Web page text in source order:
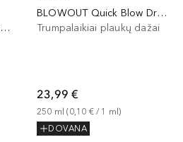
Teknia Frizz Control Conditioner Leave-In
BLOWOUT Quick Blow Dry Spray
Trumpalaikiai plaukų dažai
23,99 €
250 ml (0,10 € / 1 ml)
DOVANA